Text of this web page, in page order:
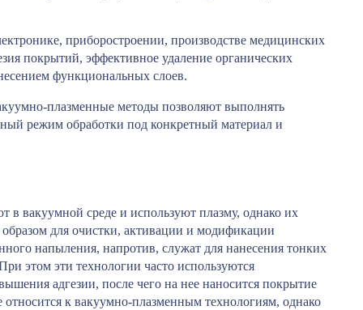
приборостроении, производстве медицинских
покрытий, эффективное удаление органических
функциональных слоев.
плазменные методы позволяют выполнять
режим обработки под конкретный материал и
в вакуумной среде и используют плазму, однако их
образом для очистки, активации и модификации
напыления, напротив, служат для нанесения тонких
этом эти технологии часто используются
адгезии, после чего на нее наносится покрытие
к вакуумно-плазменным технологиям, однако